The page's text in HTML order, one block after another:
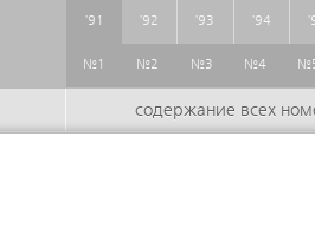
'91
№1 №2 №3 №4
'92 '93 '94
содержание всех